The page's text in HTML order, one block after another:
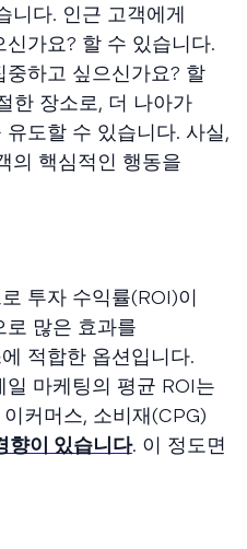
니다. 인근 고객에게
가요? 할 수 있습니다.
하고 싶으신가요? 할
한 장소로, 더 나아가
도할 수 있습니다. 사실,
의 핵심적인 행동을
투자 수익률(ROI)이
로 많은 효과를
적합한 옵션입니다.
마케팅의 평균 ROI는
커머스, 소비재(CPG)
향이 있습니다. 이 정도면